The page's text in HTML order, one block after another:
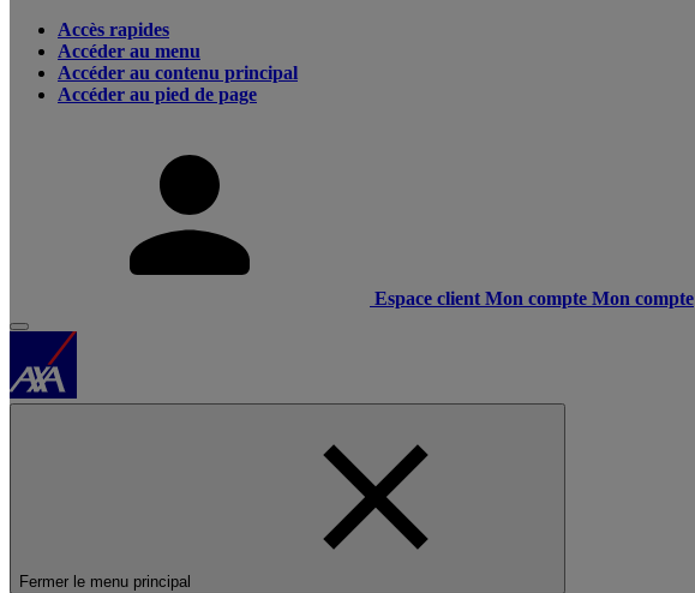
Accès rapides
Accéder au menu
Accéder au contenu principal
Accéder au pied de page
Espace client Mon compte Mon compte
Fermer le menu principal